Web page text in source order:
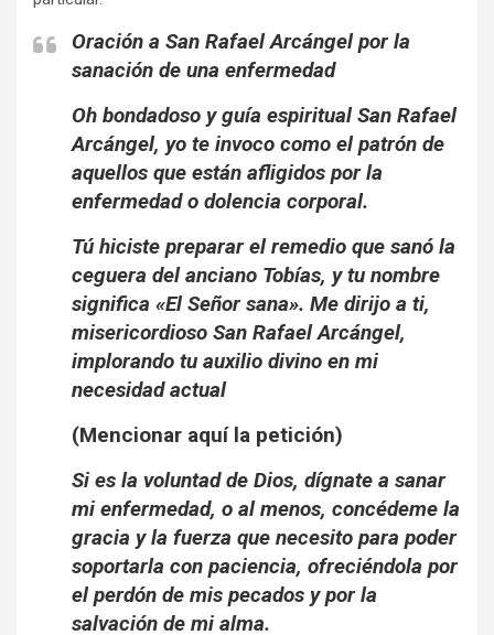
Oración a San Rafael Arcángel por la
sanación de una enfermedad
Oh bondadoso y guía espiritual San Rafael
Arcángel, yo te invoco como el patrón de
aquellos que están afligidos por la
enfermedad o dolencia corporal.
Tú hiciste preparar el remedio que sanó la
ceguera del anciano Tobías, y tu nombre
significa «El Señor sana». Me dirijo a ti,
misericordioso San Rafael Arcángel,
implorando tu auxilio divino en mi
necesidad actual
(Mencionar aquí la petición)
Si es la voluntad de Dios, dígnate a sanar
mi enfermedad, o al menos, concédeme la
gracia y la fuerza que necesito para poder
soportarla con paciencia, ofreciéndola por
el perdón de mis pecados y por la
salvación de mi alma.